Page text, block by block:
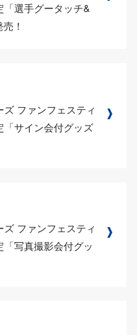
選手グータッチ&
！
ズ ファンフェスティ
サイン会付グッズ
ズ ファンフェスティ
写真撮影会付グッ